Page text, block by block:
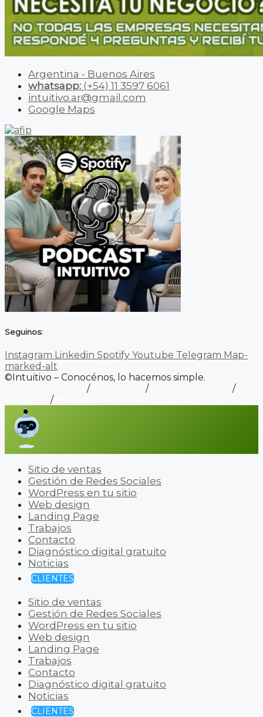
Argentina - Buenos Aires
whatsapp: (+54) 11 3597 6061
intuitivo.ar@gmail.com
Google Maps
Seguinos:
Instagram Linkedin Spotify Youtube Telegram Map-
marked-alt
©Intuitivo – Conocénos, lo hacemos simple.
/ /
/
/
Sitio de ventas
Gestión de Redes Sociales
WordPress en tu sitio
Web design
Landing Page
Trabajos
Contacto
Diagnóstico digital gratuito
Noticias
CLIENTES
Sitio de ventas
Gestión de Redes Sociales
WordPress en tu sitio
Web design
Landing Page
Trabajos
Contacto
Diagnóstico digital gratuito
Noticias
CLIENTES